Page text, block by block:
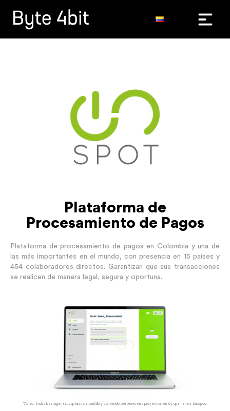
Plataforma de
Procesamiento de Pagos
Plataforma de procesamiento de pagos en Colombia y una de
las más importantes en el mundo, con presencia en 15 países y
454 colaboradores directos. Garantizan que sus transacciones
se realicen de manera legal, segura y oportuna.
*Aviso: Todas las imágenes, capturas de pantalla y contenido pertenecen a proyectos en los que hemos trabajado.